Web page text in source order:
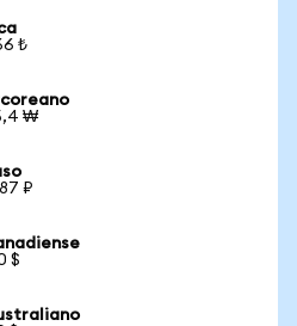
₺
₩
₽
$